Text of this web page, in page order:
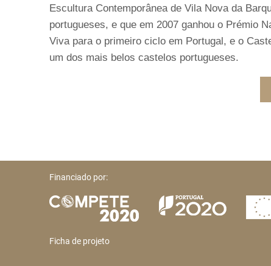
Escultura Contemporânea de Vila Nova da
portugueses, e que em 2007 ganhou o Prémio
Viva para o primeiro ciclo em Portugal, e o
um dos mais belos castelos portugueses.
Financiado por:
Ficha de projeto